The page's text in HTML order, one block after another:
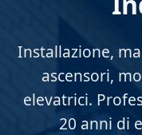
Installazione,
ascensori,
elevatrici.
20 anni di